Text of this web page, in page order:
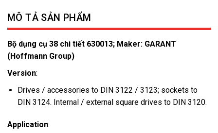
MÔ TẢ SẢN PHẨM
Bộ dụng cụ 38 chi tiết 630013; Maker: GARANT
(Hoffmann Group)
Version:
Drives / accessories to DIN 3122 / 3123; sockets to
DIN 3124. Internal / external square drives to DIN 3120.
Application: